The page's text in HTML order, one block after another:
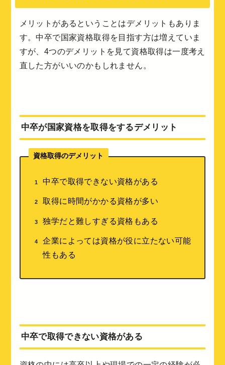
メリットがあるということはデメリットもありま
す。中卒で国家資格取得を目指す方は増えていま
すが、4つのデメリットを見て資格取得は一度考え
直した方がいいのかもしれません。
中卒が国家資格を取得をするデメリット
資格取得のデメリット
中卒で取得できない資格がある
取得に時間がかかる資格が多い
独学だと難しすぎる資格もある
企業によっては資格が役に立たない可能
性もある
中卒で取得できない資格がある